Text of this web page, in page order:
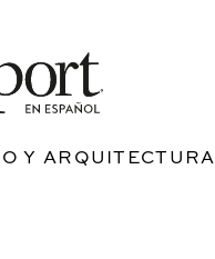
Y ARQUITECTURA